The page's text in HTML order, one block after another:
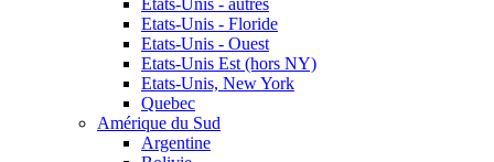
Etats-Unis - autres
Etats-Unis - Floride
Etats-Unis - Ouest
Etats-Unis Est (hors NY)
Etats-Unis, New York
Quebec
Amérique du Sud
Argentine